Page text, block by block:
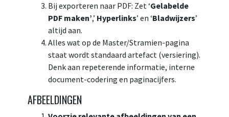
Bij exporteren naar PDF: Zet ‘Gelabelde
PDF maken’,’ Hyperlinks’ en ‘Bladwijzers’
altijd aan.
Alles wat op de Master/Stramien-pagina
staat wordt standaard artefact (versiering).
Denk aan repeterende informatie, interne
document-codering en paginacijfers.
AFBEELDINGEN